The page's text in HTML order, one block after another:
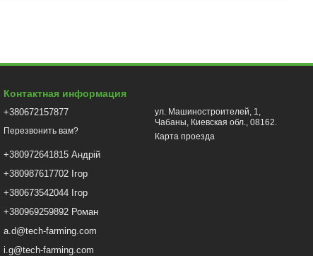
Контактная информация
+380672157877
Перезвонить вам?
+380972641815 Андрій
+380987617702 Ігор
+380673542044 Ігор
+380969259892 Роман
a.d@tech-farming.com
i.g@tech-farming.com
ул. Машиностроителей, 1,
Чабаны, Киевская обл., 08162.
Карта проезда